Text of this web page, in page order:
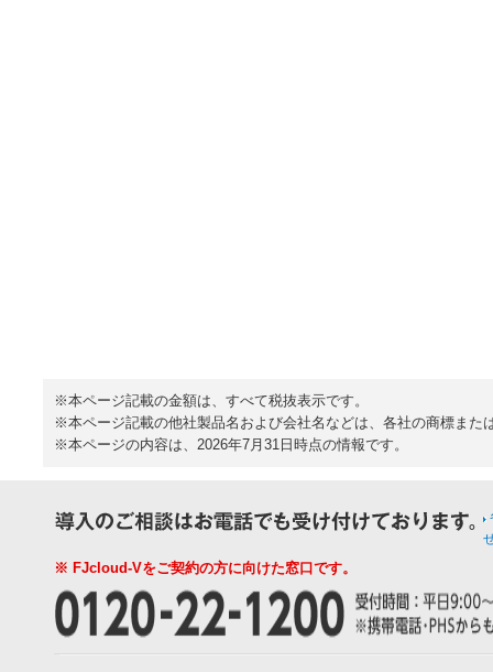
※本ページ記載の金額は、すべて税抜表示です。
※本ページ記載の他社製品名および会社名などは、各社の商標また
※本ページの内容は、2026年7月31日時点の情報です。
※ FJcloud-Vをご契約の方に向けた窓口です。